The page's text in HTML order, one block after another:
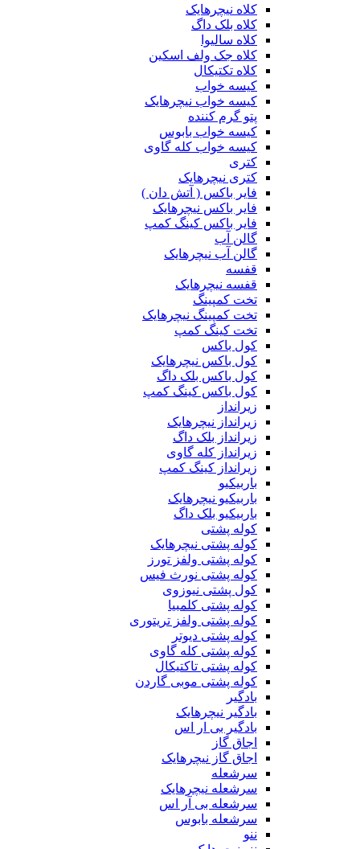
کلاه نیچرهایک
کلاه بلک داگ
کلاه سالیوا
کلاه جک‌ ولف‌ اسکین
کلاه تکتیکال
کیسه خواب
کیسه خواب نیچرهایک
پتو گرم کننده
کیسه خواب بابوس
کیسه خواب کله گاوی
کتری
کتری نیچرهایک
فایر باکس ( آتش دان )
فایر باکس نیچرهایک
فایر باکس کینگ کمپ
گالن آب
گالن آب نیچرهایک
قفسه
قفسه نیچرهایک
تخت کمپینگ
تخت کمپینگ نیچرهایک
تخت کینگ کمپ
کول باکس
کول باکس نیچرهایک
کول باکس بلک داگ
کول باکس کینگ کمپ
زیرانداز
زیرانداز نیچرهایک
زیرانداز بلک داگ
زیرانداز کله گاوی
زیرانداز کینگ کمپ
باربیکیو
باربیکیو نیچرهایک
باربیکیو بلک داگ
کوله پشتی
کوله پشتی نیچرهایک
کوله پشتی ولفز تورز
کوله پشتی نورث فیس
کول پشتی نیوزوی
کوله پشتی کلمبیا
کوله پشتی ولفز تریتوری
کوله پشتی دیوتر
کوله پشتی کله گاوی
کوله پشتی تاکتیکال
کوله پشتی موبی گاردن
بادگیر
بادگیر نیچرهایک
بادگیر بی ار اس
اجاق گاز
اجاق گاز نیچرهایک
سرشعله
سرشعله نیچرهایک
سرشعله بی آر اس
سرشعله بابوس
ننو